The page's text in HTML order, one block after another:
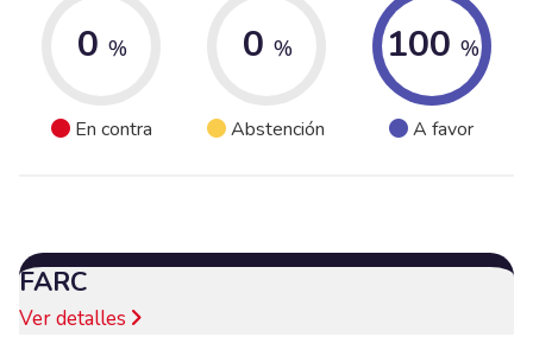
0 %
En contra
0 %
Abstención
100 %
A favor
FARC
Ver detalles